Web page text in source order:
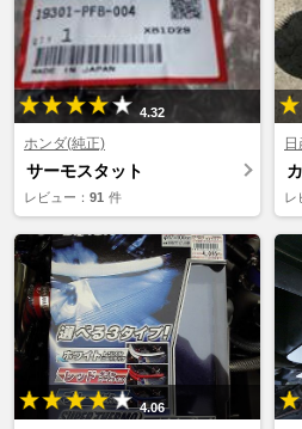
4.32
ホンダ(純正)
サーモスタット
レビュー： 91 件 レ
4.06